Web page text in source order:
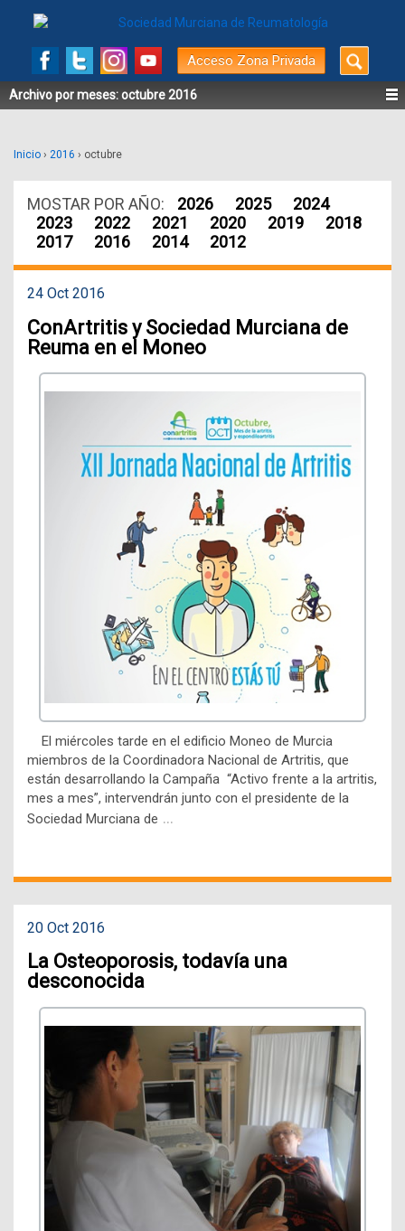
Acceso Zona Privada
Buscar
por:
Archivo por meses:octubre 2016
Inicio › 2016 › octubre
MOSTAR POR AÑO: 2026 2025
2024
2023
2022 2021 2020 2019
2018
2017
2016 2014 2012
24 Oct 2016
ConArtritis y Sociedad Murciana de
Reuma en el Moneo
El miércoles tarde en el edificio Moneo de Murcia
miembros de la Coordinadora Nacional de Artritis, que
están desarrollando la Campaña “Activo frente a la artritis,
mes a mes”, intervendrán junto con el presidente de la
Sociedad Murciana de …
20 Oct 2016
La Osteoporosis, todavía una
desconocida